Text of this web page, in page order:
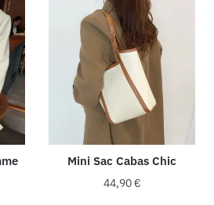
plusieurs
variations.
Les
options
peuvent
être
choisies
la
page
Mini Sac Cabas Chic
44,90€